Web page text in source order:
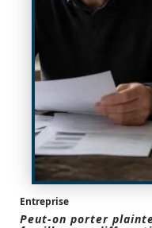
Entreprise
Peut-on porter